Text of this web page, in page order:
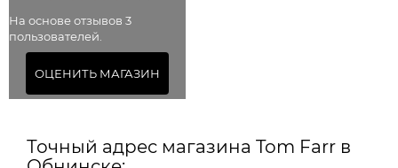
На основе отзывов 3
пользователей.
ОЦЕНИТЬ МАГАЗИН
Точный адрес магазина Tom Farr в